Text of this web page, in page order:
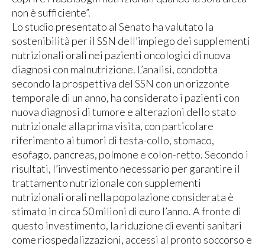
non è sufficiente”.
Lo studio presentato al Senato ha valutato la
sostenibilità per il SSN dell’impiego dei supplementi
nutrizionali orali nei pazienti oncologici di nuova
diagnosi con malnutrizione. L’analisi, condotta
secondo la prospettiva del SSN con un orizzonte
temporale di un anno, ha considerato i pazienti con
nuova diagnosi di tumore e alterazioni dello stato
nutrizionale alla prima visita, con particolare
riferimento ai tumori di testa-collo, stomaco,
esofago, pancreas, polmone e colon-retto. Secondo i
risultati, l’investimento necessario per garantire il
trattamento nutrizionale con supplementi
nutrizionali orali nella popolazione considerata è
stimato in circa 50 milioni di euro l’anno. A fronte di
questo investimento, la riduzione di eventi sanitari
come riospedalizzazioni, accessi al pronto soccorso e